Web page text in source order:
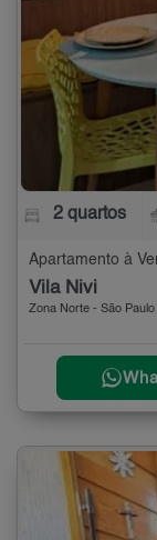
2 quartos
Apartamento à
Vila Nivi
Zona Norte - São Paulo